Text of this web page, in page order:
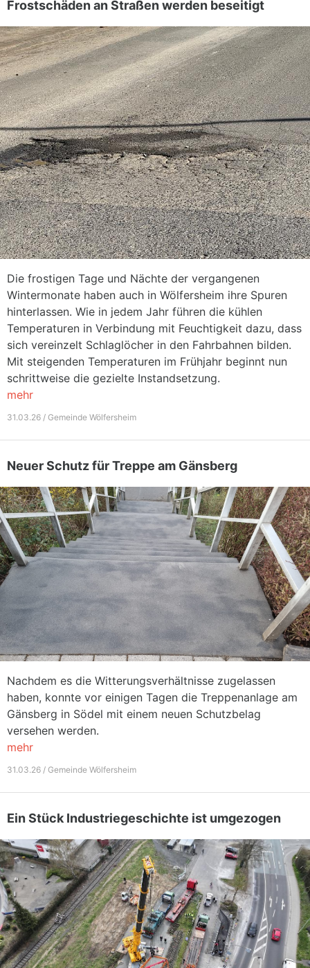
Frostschäden an Straßen werden beseitigt
Die frostigen Tage und Nächte der vergangenen
Wintermonate haben auch in Wölfersheim ihre Spuren
hinterlassen. Wie in jedem Jahr führen die kühlen
Temperaturen in Verbindung mit Feuchtigkeit dazu, dass
sich vereinzelt Schlaglöcher in den Fahrbahnen bilden.
Mit steigenden Temperaturen im Frühjahr beginnt nun
schrittweise die gezielte Instandsetzung.
mehr
31.03.26 / Gemeinde Wölfersheim
Neuer Schutz für Treppe am Gänsberg
Nachdem es die Witterungsverhältnisse zugelassen
haben, konnte vor einigen Tagen die Treppenanlage am
Gänsberg in Södel mit einem neuen Schutzbelag
versehen werden.
mehr
31.03.26 / Gemeinde Wölfersheim
Ein Stück Industriegeschichte ist umgezogen